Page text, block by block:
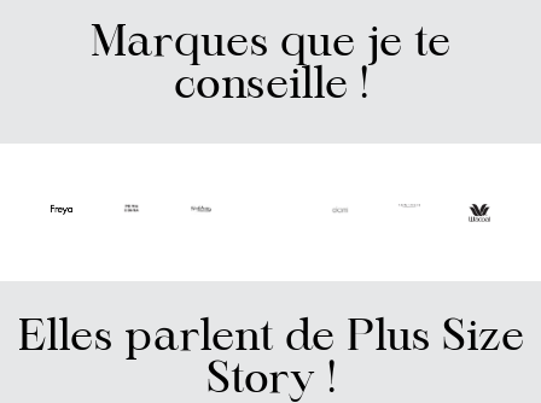
Marques que je te
conseille !
Elles parlent de Plus Size
Story !